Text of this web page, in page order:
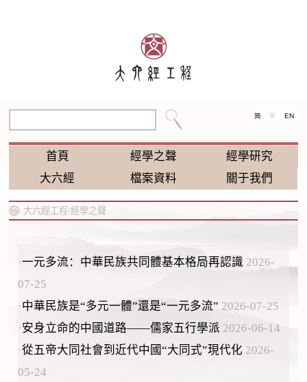
简 繁 EN
首頁 經學之聲
經學研究
大六經
檔案資料 關于我們
大六經工程/經學之聲
·一元多流：中華民族共同體基本格局再認識 2026-
07-25
·中華民族是“多元一體”還是“一元多流” 2026-07-25
·安身立命的中國道路——儒家五行學派 2026-06-14
·從五帝大同社會到近代中國“大同式”現代化 2026-
05-24